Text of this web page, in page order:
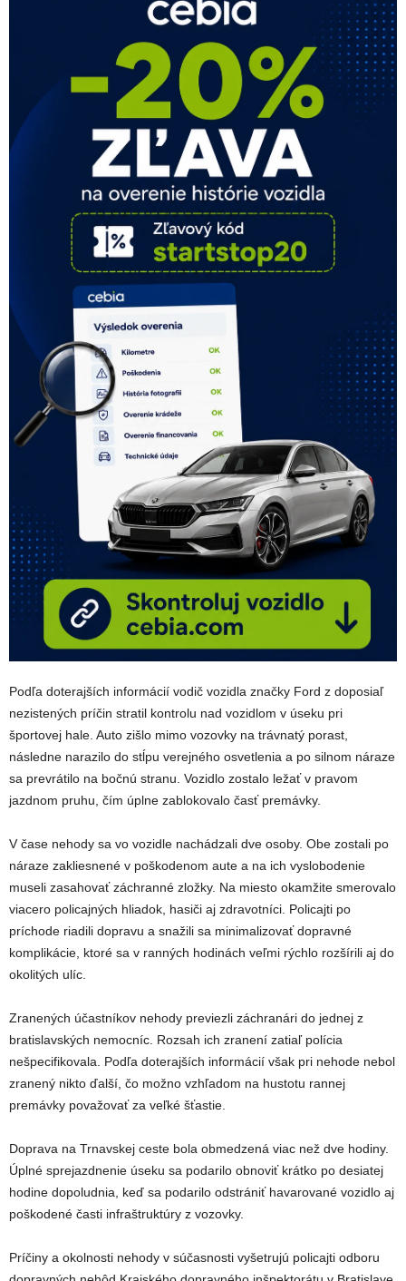
Podľa doterajších informácií vodič vozidla značky Ford z doposiaľ
nezistených príčin stratil kontrolu nad vozidlom v úseku pri
športovej hale. Auto zišlo mimo vozovky na trávnatý porast,
následne narazilo do stĺpu verejného osvetlenia a po silnom náraze
sa prevrátilo na bočnú stranu. Vozidlo zostalo ležať v pravom
jazdnom pruhu, čím úplne zablokovalo časť premávky.
V čase nehody sa vo vozidle nachádzali dve osoby. Obe zostali po
náraze zakliesnené v poškodenom aute a na ich vyslobodenie
museli zasahovať záchranné zložky. Na miesto okamžite smerovalo
viacero policajných hliadok, hasiči aj zdravotníci. Policajti po
príchode riadili dopravu a snažili sa minimalizovať dopravné
komplikácie, ktoré sa v ranných hodinách veľmi rýchlo rozšírili aj do
okolitých ulíc.
Zranených účastníkov nehody previezli záchranári do jednej z
bratislavských nemocníc. Rozsah ich zranení zatiaľ polícia
nešpecifikovala. Podľa doterajších informácií však pri nehode nebol
zranený nikto ďalší, čo možno vzhľadom na hustotu rannej
premávky považovať za veľké šťastie.
Doprava na Trnavskej ceste bola obmedzená viac než dve hodiny.
Úplné sprejazdnenie úseku sa podarilo obnoviť krátko po desiatej
hodine dopoludnia, keď sa podarilo odstrániť havarované vozidlo aj
poškodené časti infraštruktúry z vozovky.
Príčiny a okolnosti nehody v súčasnosti vyšetrujú policajti odboru